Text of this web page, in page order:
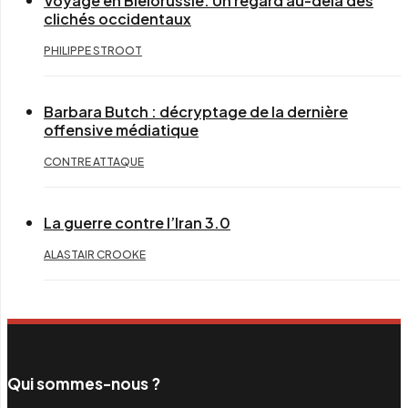
clichés occidentaux
PHILIPPE STROOT
Barbara Butch : décryptage de la dernière
offensive médiatique
CONTRE ATTAQUE
La guerre contre l’Iran 3.0
ALASTAIR CROOKE
Qui sommes-nous ?